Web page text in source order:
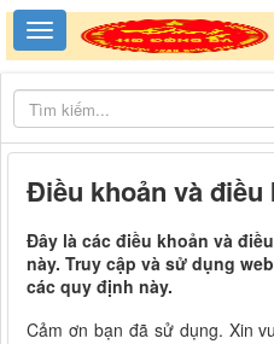
Điều khoản và
Đây là các điều khoản và
này. Truy cập và sử dụng
các quy định này.
Cảm ơn bạn đã sử dụng. Xin